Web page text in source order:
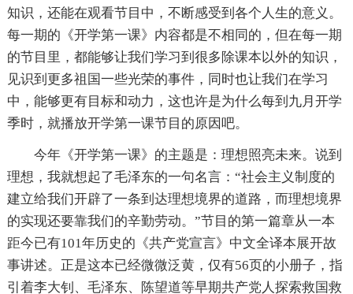
知识，还能在观看节目中，不断感受到各个人生的意义。
每一期的《开学第一课》内容都是不相同的，但在每一期
的节目里，都能够让我们学习到很多除课本以外的知识，
见识到更多祖国一些光荣的事件，同时也让我们在学习
中，能够更有目标和动力，这也许是为什么每到九月开学
季时，就播放开学第一课节目的原因吧。
今年《开学第一课》的主题是：理想照亮未来。说到
理想，我就想起了毛泽东的一句名言：“社会主义制度的
建立给我们开辟了一条到达理想境界的道路，而理想境界
的实现还要靠我们的辛勤劳动。”节目的第一篇章从一本
距今已有101年历史的《共产党宣言》中文全译本展开故
事讲述。正是这本已经微微泛黄，仅有56页的小册子，指
引着李大钊、毛泽东、陈望道等早期共产党人探索救国救